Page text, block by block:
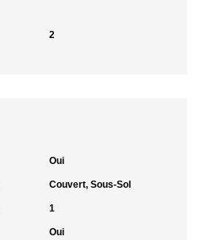
2
Oui
Couvert, Sous-Sol
1
Oui